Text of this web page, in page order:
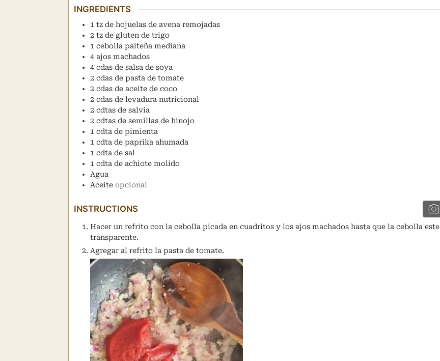
INGREDIENTS
1 tz de hojuelas de avena remojadas
2 tz de gluten de trigo
1 cebolla paiteña mediana
4 ajos machados
4 cdas de salsa de soya
2 cdas de pasta de tomate
2 cdas de aceite de coco
2 cdas de levadura nutricional
2 cdtas de salvia
2 cdtas de semillas de hinojo
1 cdta de pimienta
1 cdta de paprika ahumada
1 cdta de sal
1 cdta de achiote molido
Agua
Aceite opcional
INSTRUCTIONS
Hacer un refrito con la cebolla picada en cuadritos y los ajos machados hasta que la cebolla este
transparente.
Agregar al refrito la pasta de tomate.